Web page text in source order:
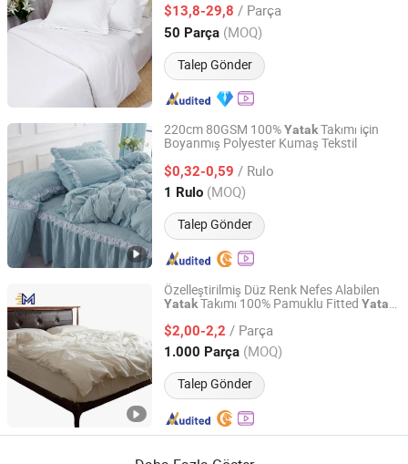
$13,8-29,8 / Parça
50 Parça (MOQ)
Talep Gönder
Shanghai, China Fiyat 2018
220cm 80GSM 100%YatakTakımı için
Boyanmış Polyester Kumaş Tekstil
$0,32-0,59 / Rulo
1 Rulo (MOQ)
Talep Gönder
Changxing Wandu Textile Co., Ltd.
Zhejiang, China Fiyat 2022
Özelleştirilmiş Düz Renk Nefes Alabilen
YatakTakımı 100% Pamuklu Fitted Yatak
$2,00-2,2 / Parça
1.000 Parça (MOQ)
Talep Gönder
Shandong Maybon Textiles Co., Ltd
Shandong, China Fiyat 2025